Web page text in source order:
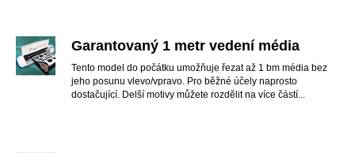
Garantovaný 1 metr vedení média
Tento model do počátku umožňuje řezat až 1 bm média bez
jeho posunu vlevo/vpravo. Pro běžné účely naprosto
dostačující. Delší motivy můžete rozdělit na více částí...